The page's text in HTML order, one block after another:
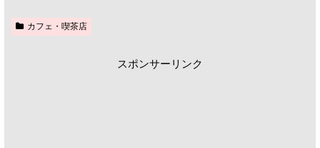
カフェ・喫茶店
スポンサーリンク